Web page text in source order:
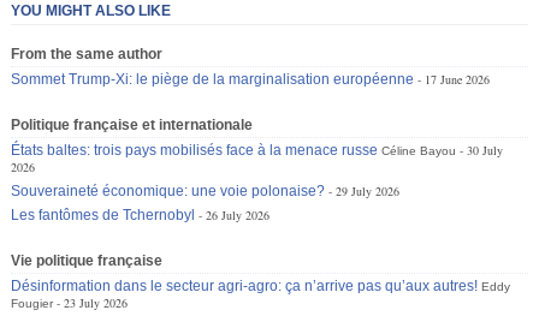
YOU MIGHT ALSO LIKE
From the same author
Sommet Trump-Xi: le piège de la marginalisation européenne
17 June 2026
Politique française et internationale
États baltes: trois pays mobilisés face à la menace russe Céline Bayou
30 July
2026
Souveraineté économique: une voie polonaise?
29 July 2026
Les fantômes de Tchernobyl
26 July 2026
Vie politique française
Désinformation dans le secteur agri-agro: ça n’arrive pas qu’aux autres! Eddy
Fougier
23 July 2026